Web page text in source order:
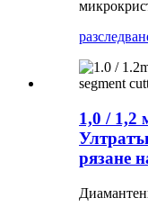
1,0 / 1,2
рязане